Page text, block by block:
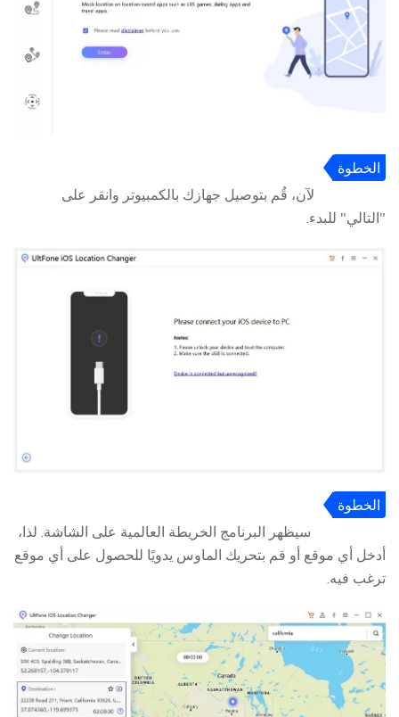
الخطوة
لآن، قُم بتوصيل جهازك بالكمبيوتر وانقر على
"التالي" للبدء.
الخطوة
سيظهر البرنامج الخريطة العالمية على الشاشة. لذا،
أدخل أي موقع أو قم بتحريك الماوس يدويًا للحصول على أي موقع
ترغب فيه.